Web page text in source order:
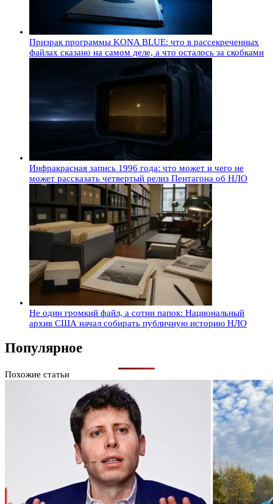
Призрак программы KONA BLUE: что в рассекреченных
файлах сказано на самом деле, а что осталось за скобками
Инфракрасная запись 1996 года: что может и чего не
может рассказать четвертый релиз Пентагона об НЛО
Не один громкий файл, а сотни папок: Национальный
архив США начал собирать публичную историю НЛО
Популярное
Похожие статьи